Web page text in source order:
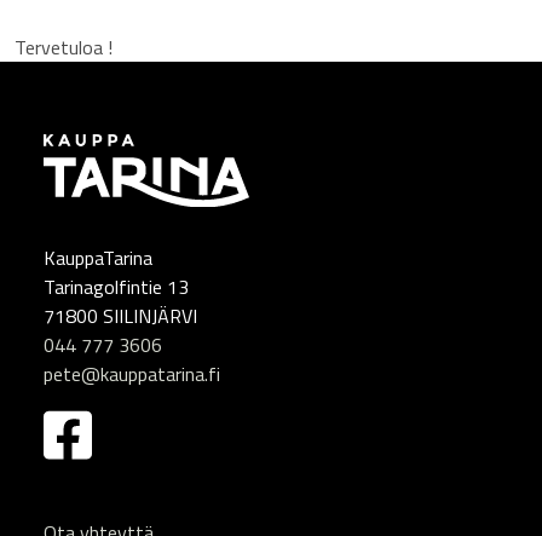
Tervetuloa !
KauppaTarina
Tarinagolfintie 13
71800 SIILINJÄRVI
044 777 3606
pete@kauppatarina.fi